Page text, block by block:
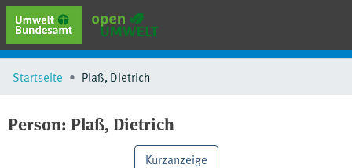
erweiterte Suche
Browse
Schlagwörter
Startseite Plaß, Dietrich
Person: Plaß, Dietrich
Kurzanzeige